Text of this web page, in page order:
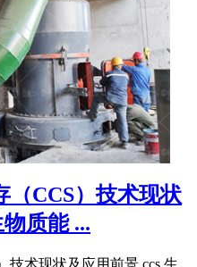
（CCS）技术现状
质能 ...